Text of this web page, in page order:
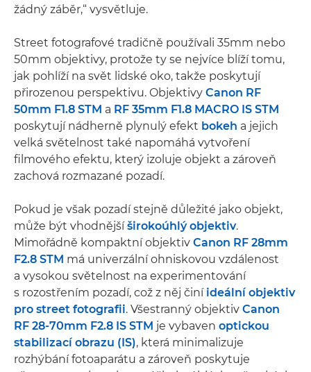
žádný záběr,“ vysvětluje.
Street fotografové tradičně používali 35mm nebo
50mm objektivy, protože ty se nejvíce blíží tomu,
jak pohlíží na svět lidské oko, takže poskytují
přirozenou perspektivu. Objektivy Canon RF
50mm F1.8 STM a RF 35mm F1.8 MACRO IS STM
poskytují nádherně plynulý efekt bokeh a jejich
velká světelnost také napomáhá vytvoření
filmového efektu, který izoluje objekt a zároveň
zachová rozmazané pozadí.
Pokud je však pozadí stejně důležité jako objekt,
může být vhodnějšíširokoúhlý objektiv.
Mimořádně kompaktní objektiv Canon RF 28mm
F2.8 STM má univerzální ohniskovou vzdálenost
a vysokou světelnost na experimentování
s rozostřením pozadí, což z něj činí ideální objektiv
pro street fotografii. Všestranný objektiv Canon
RF 28-70mm F2.8 IS STM je vybaven optickou
stabilizací obrazu (IS), která minimalizuje
rozhýbání fotoaparátu a zároveň poskytuje